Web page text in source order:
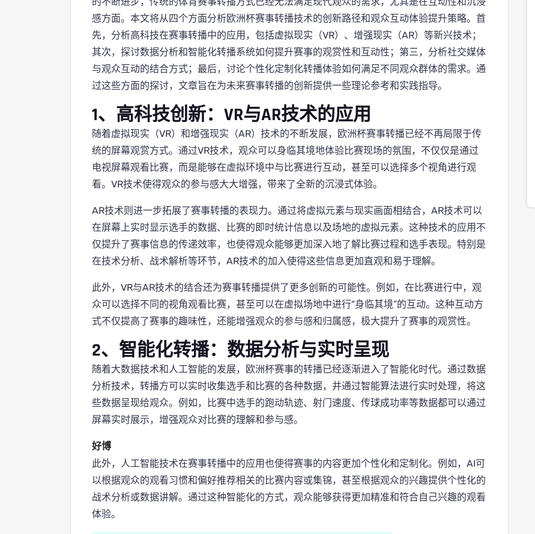
感方面。本文将从四个方面分析欧洲杯赛事转播技术的创新路径和观众互动体验提升策略。首
先，分析高科技在赛事转播中的应用，包括虚拟现实（VR）、增强现实（AR）等新兴技术；
其次，探讨数据分析和智能化转播系统如何提升赛事的观赏性和互动性；第三，分析社交媒体
与观众互动的结合方式；最后，讨论个性化定制化转播体验如何满足不同观众群体的需求。通
过这些方面的探讨，文章旨在为未来赛事转播的创新提供一些理论参考和实践指导。
1、高科技创新：VR与AR技术的应用
随着虚拟现实（VR）和增强现实（AR）技术的不断发展，欧洲杯赛事转播已经不再局限于传
统的屏幕观赏方式。通过VR技术，观众可以身临其境地体验比赛现场的氛围，不仅仅是通过
电视屏幕观看比赛，而是能够在虚拟环境中与比赛进行互动，甚至可以选择多个视角进行观
看。VR技术使得观众的参与感大大增强，带来了全新的沉浸式体验。
AR技术则进一步拓展了赛事转播的表现力。通过将虚拟元素与现实画面相结合，AR技术可以
在屏幕上实时显示选手的数据、比赛的即时统计信息以及场地的虚拟元素。这种技术的应用不
仅提升了赛事信息的传递效率，也使得观众能够更加深入地了解比赛过程和选手表现。特别是
在技术分析、战术解析等环节，AR技术的加入使得这些信息更加直观和易于理解。
此外，VR与AR技术的结合还为赛事转播提供了更多创新的可能性。例如，在比赛进行中，观
众可以选择不同的视角观看比赛，甚至可以在虚拟场地中进行“身临其境”的互动。这种互动方
式不仅提高了赛事的趣味性，还能增强观众的参与感和归属感，极大提升了赛事的观赏性。
2、智能化转播：数据分析与实时呈现
随着大数据技术和人工智能的发展，欧洲杯赛事的转播已经逐渐进入了智能化时代。通过数据
分析技术，转播方可以实时收集选手和比赛的各种数据，并通过智能算法进行实时处理，将这
些数据呈现给观众。例如，比赛中选手的跑动轨迹、射门速度、传球成功率等数据都可以通过
屏幕实时展示，增强观众对比赛的理解和参与感。
好博
此外，人工智能技术在赛事转播中的应用也使得赛事的内容更加个性化和定制化。例如，AI可
以根据观众的观看习惯和偏好推荐相关的比赛内容或集锦，甚至根据观众的兴趣提供个性化的
战术分析或数据讲解。通过这种智能化的方式，观众能够获得更加精准和符合自己兴趣的观看
体验。